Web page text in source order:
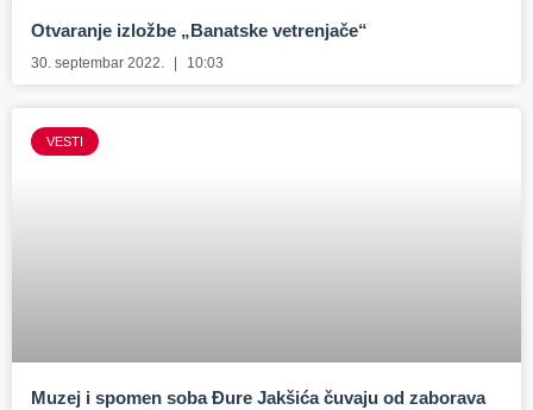
Otvaranje izložbe „Banatske vetrenjače“
30. septembar 2022. 10:03
VESTI
Muzej i spomen soba Đure Jakšića čuvaju od zaborava